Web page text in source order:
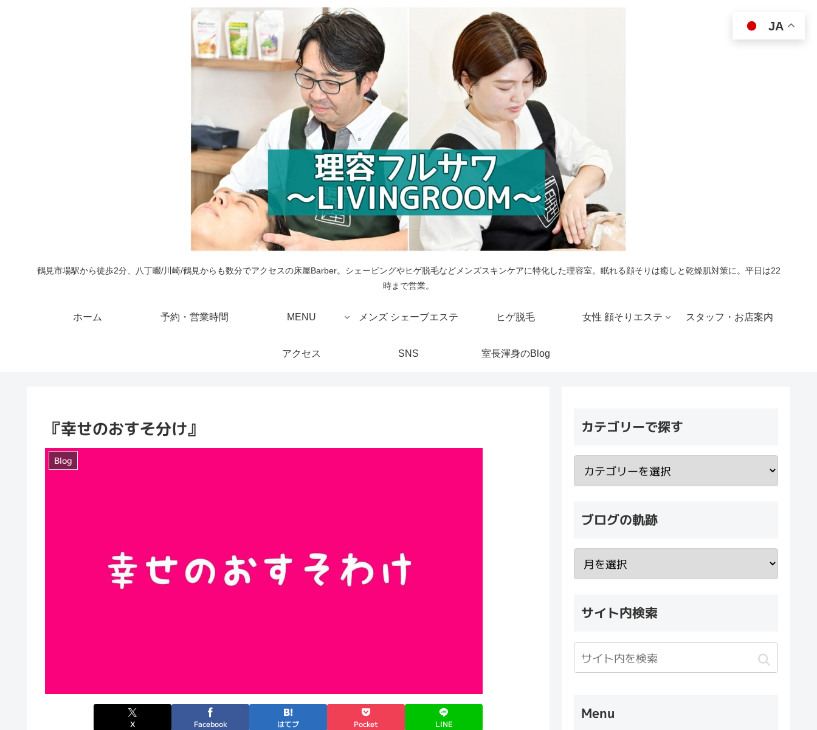
鶴見市場駅から徒歩2分、八丁畷/川崎/鶴見からも数分でアクセスの床屋Barber。シェービングやヒゲ脱毛などメンズスキンケアに特化した理容室。眠れる顔そりは癒しと乾燥肌対策に。平日は22
時まで営業。
ホーム 予約・営業時間 MENU メンズ シェーブエステ ヒゲ脱毛 女性 顔そりエステ スタッフ・お店案内
アクセス SNS 室長渾身のBlog
『幸せのおすそ分け』
Blog
X Facebook はてブ Pocket LINE
カテゴリーで探す
ブログの軌跡
サイト内検索
Menu
JA